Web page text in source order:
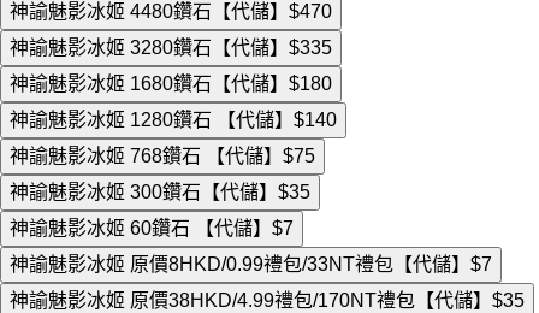
神諭魅影冰姬 4480鑽石【代儲】 $470
神諭魅影冰姬 3280鑽石【代儲】 $335
神諭魅影冰姬 1680鑽石【代儲】 $180
神諭魅影冰姬 1280鑽石 【代儲】 $140
神諭魅影冰姬 768鑽石 【代儲】 $75
神諭魅影冰姬 300鑽石【代儲】 $35
神諭魅影冰姬 60鑽石 【代儲】 $7
神諭魅影冰姬 原價8HKD/0.99禮包/33NT禮包【代儲】 $7
神諭魅影冰姬 原價38HKD/4.99禮包/170NT禮包【代儲】 $35